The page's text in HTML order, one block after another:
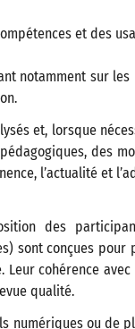
et des
notamment sur les
et, lorsque
des
l’actualité et
des
sont conçues
cohérence
qualité.
numériques ou de